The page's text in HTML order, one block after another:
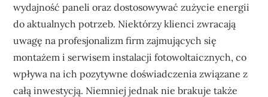
wydajność paneli oraz dostosowywać zużycie energii
do aktualnych potrzeb. Niektórzy klienci zwracają
uwagę na profesjonalizm firm zajmujących się
montażem i serwisem instalacji fotowoltaicznych, co
wpływa na ich pozytywne doświadczenia związane z
całą inwestycją. Niemniej jednak nie brakuje także